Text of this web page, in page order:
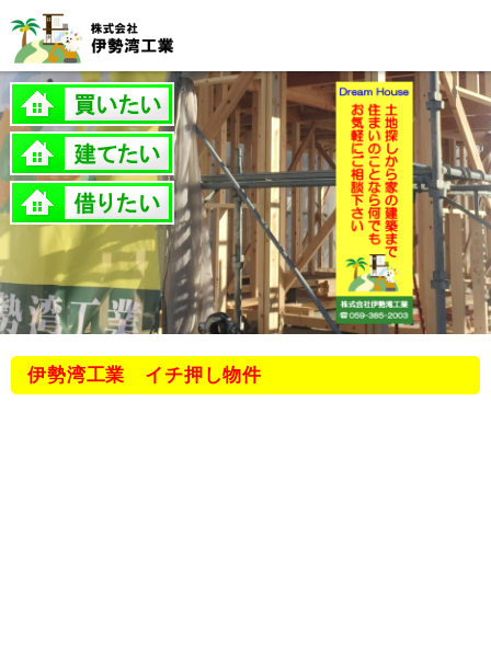
伊勢湾工業 イチ押し物件